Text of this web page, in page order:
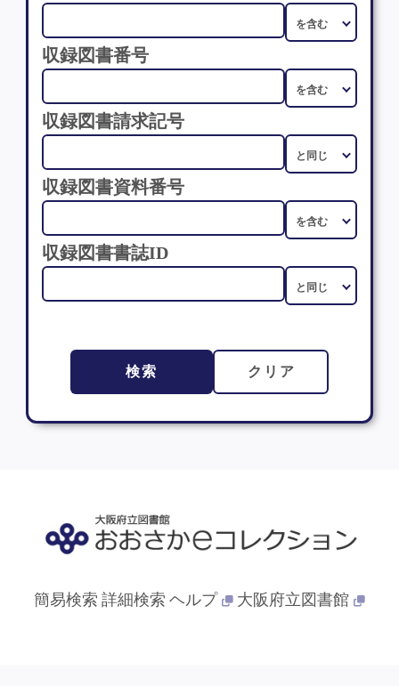
収録図書番号
収録図書請求記号
収録図書資料番号
収録図書書誌ID
検索 クリア
簡易検索 詳細検索 ヘルプ 大阪府立図書館